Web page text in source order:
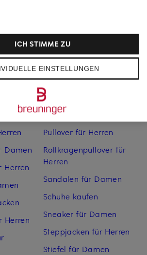
Damen
Herren
Herren
Mäntel für Herren
Pullover für Damen
Pullover für Herren
Rollkragenpullover für
Herren
Sandalen für Damen
Schuhe kaufen
Sneaker für Damen
Steppjacken für Herren
Stiefel für Damen
EINSTELLUNGEN
ICH STIMME ZU